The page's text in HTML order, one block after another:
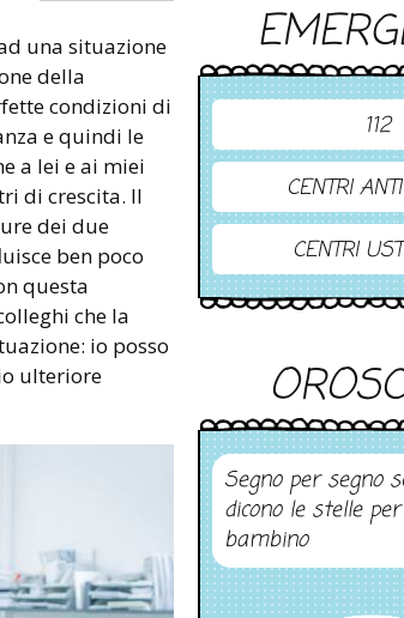
una situazione
della
condizioni di
e quindi le
a lei e ai miei
di crescita. Il
dei due
ben poco
questa
che la
io posso
ulteriore
112
CENTRI
CENTRI
Segno per segno
dicono le stelle
bambino